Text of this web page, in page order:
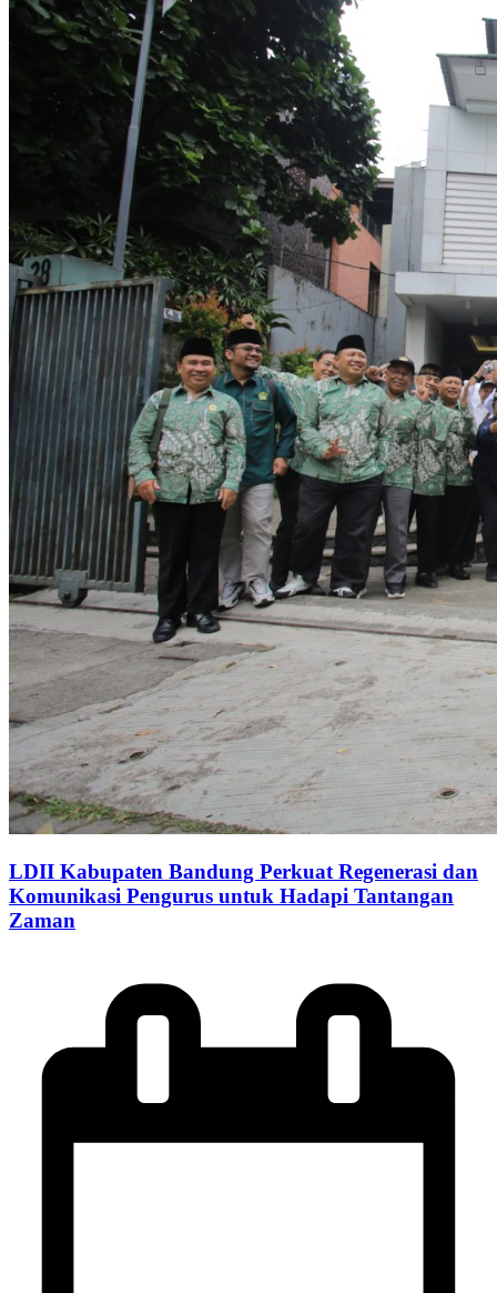
LDII Kabupaten Bandung Perkuat Regenerasi dan
Komunikasi Pengurus untuk Hadapi Tantangan
Zaman